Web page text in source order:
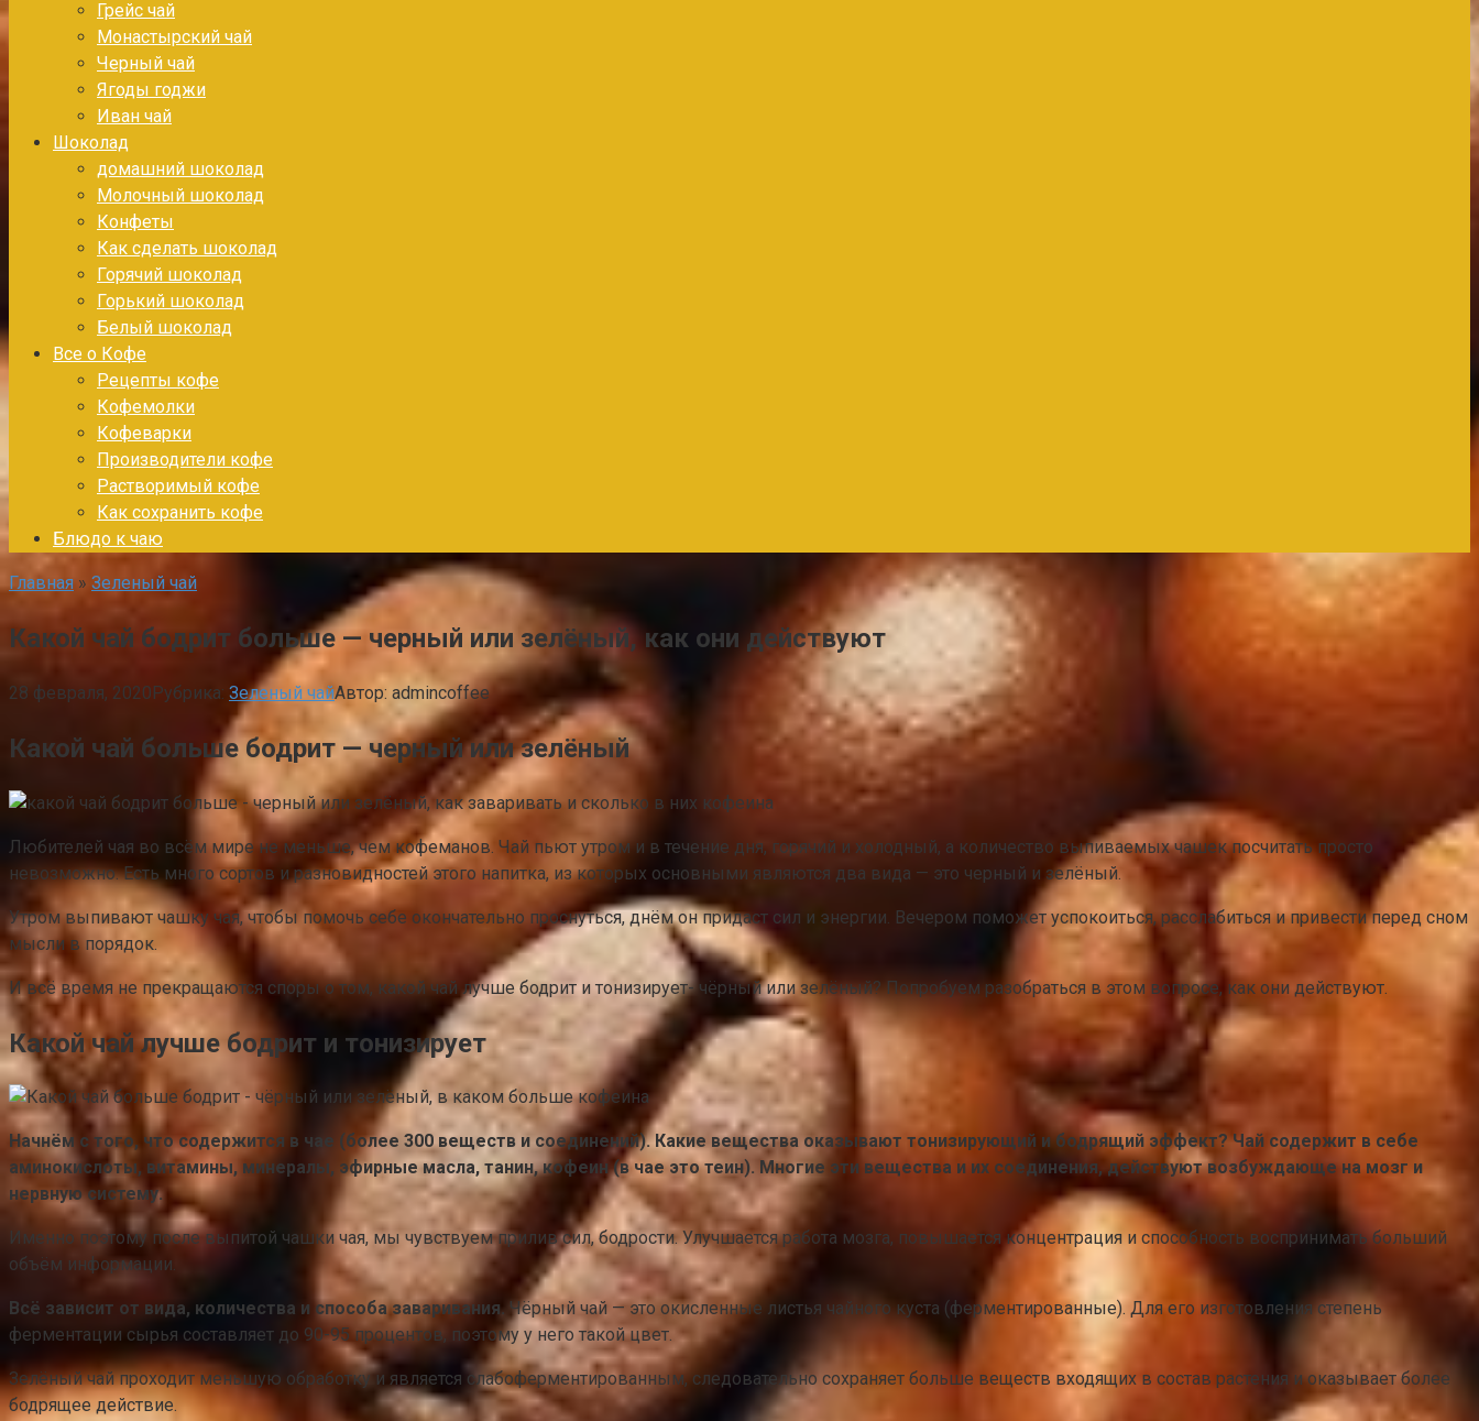
Грейс чай
Монастырский чай
Черный чай
Ягоды годжи
Иван чай
Шоколад
домашний шоколад
Молочный шоколад
Конфеты
Как сделать шоколад
Горячий шоколад
Горький шоколад
Белый шоколад
Все о Кофе
Рецепты кофе
Кофемолки
Кофеварки
Производители кофе
Растворимый кофе
Как сохранить кофе
Блюдо к чаю
Главная » Зеленый чай
Какой чай бодрит больше — черный или зелёный, как они действуют
28 февраля, 2020Рубрика: Зеленый чайАвтор: admincoffee
Какой чай больше бодрит — черный или зелёный
Любителей чая во всём мире не меньше, чем кофеманов. Чай пьют утром и в течение дня, горячий и холодный, а количество выпиваемых чашек посчитать просто
невозможно. Есть много сортов и разновидностей этого напитка, из которых основными являются два вида — это черный и зелёный.
Утром выпивают чашку чая, чтобы помочь себе окончательно проснуться, днём он придаст сил и энергии. Вечером поможет успокоиться, расслабиться и привести перед сном
мысли в порядок.
И всё время не прекращаются споры о том, какой чай лучше бодрит и тонизирует- чёрный или зелёный? Попробуем разобраться в этом вопросе, как они действуют.
Какой чай лучше бодрит и тонизирует
Начнём с того, что содержится в чае (более 300 веществ и соединений). Какие вещества оказывают тонизирующий и бодрящий эффект? Чай содержит в себе
аминокислоты, витамины, минералы, эфирные масла, танин, кофеин (в чае это теин). Многие эти вещества и их соединения, действуют возбуждающе на мозг и
нервную систему.
Именно поэтому после выпитой чашки чая, мы чувствуем прилив сил, бодрости. Улучшается работа мозга, повышается концентрация и способность воспринимать больший
объём информации.
Всё зависит от вида, количества и способа заваривания. Чёрный чай — это окисленные листья чайного куста (ферментированные). Для его изготовления степень
ферментации сырья составляет до 90-95 процентов, поэтому у него такой цвет.
Зелёный чай проходит меньшую обработку и является слабоферментированным, следовательно сохраняет больше веществ входящих в состав растения и оказывает более
бодрящее действие.